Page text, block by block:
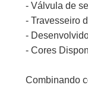
- Válvula de
- Travesseiro
-
- Cores
Combinando